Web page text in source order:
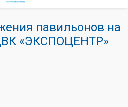
павильонов на
«ЭКСПОЦЕНТР»